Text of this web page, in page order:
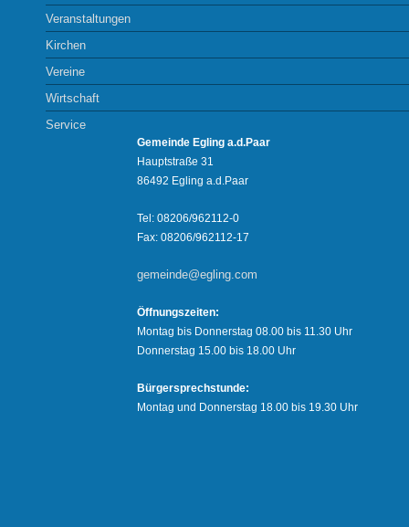
Veranstaltungen
Kirchen
Vereine
Wirtschaft
Service
Gemeinde Egling a.d.Paar
Hauptstraße 31
86492 Egling a.d.Paar
Tel: 08206/962112-0
Fax: 08206/962112-17
gemeinde@egling.com
Öffnungszeiten:
Montag bis Donnerstag 08.00 bis 11.30 Uhr
Donnerstag 15.00 bis 18.00 Uhr
Bürgersprechstunde:
Montag und Donnerstag 18.00 bis 19.30 Uhr